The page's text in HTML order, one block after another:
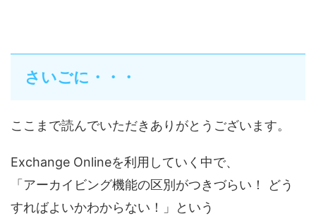
さいごに・・・
ここまで読んでいただきありがとうございます。
Exchange Onlineを利用していく中で、
「アーカイビング機能の区別がつきづらい！ どう
すればよいかわからない！」という